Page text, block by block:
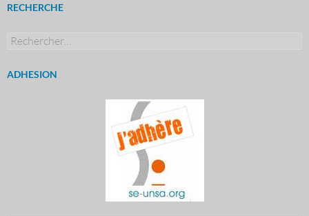
RECHERCHE
Rechercher :
ADHESION